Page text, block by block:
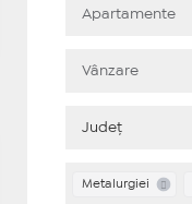
Metalurgiei